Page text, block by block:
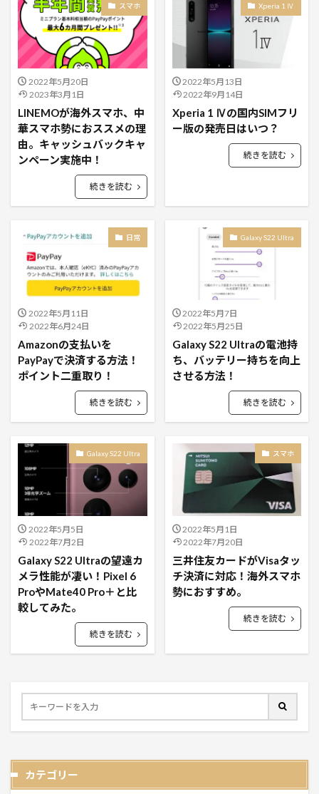
スマホ
2022年5月20日
2023年3月1日
LINEMOが海外スマホ、中
華スマホ勢におススメの理
由。キャッシュバックキャ
ンペーン実施中！
続きを読む
Xperia 1 Ⅳ
2022年5月13日
2022年9月14日
Xperia 1 Ⅳの国内SIMフリ
ー版の発売日はいつ？
続きを読む
日常
2022年5月11日
2022年6月24日
Amazonの支払いを
PayPayで決済する方法！
ポイント二重取り！
続きを読む
Galaxy S22 Ultra
2022年5月7日
2022年5月25日
Galaxy S22 Ultraの電池持
ち、バッテリー持ちを向上
させる方法！
続きを読む
Galaxy S22 Ultra
2022年5月5日
2022年7月2日
Galaxy S22 Ultraの望遠カ
メラ性能が凄い！Pixel 6
ProやMate40 Pro＋と比
較してみた。
続きを読む
スマホ
2022年5月1日
2022年7月20日
三井住友カードがVisaタッ
チ決済に対応！海外スマホ
勢におすすめ。
続きを読む
カテゴリー